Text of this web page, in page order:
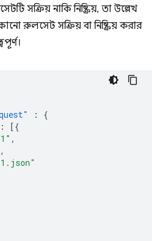
সক্রিয় নাকি নিষ্ক্রিয়, তা উল্লেখ
রুলসেট সক্রিয় বা নিষ্ক্রিয় করার
:
{
:
[{
,
,